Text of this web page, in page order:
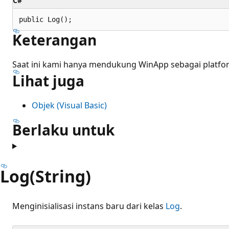
public Log();
Keterangan
Saat ini kami hanya mendukung WinApp sebagai
Lihat juga
Objek (Visual Basic)
Berlaku untuk
Log(String)
Menginisialisasi instans baru dari kelas Log.